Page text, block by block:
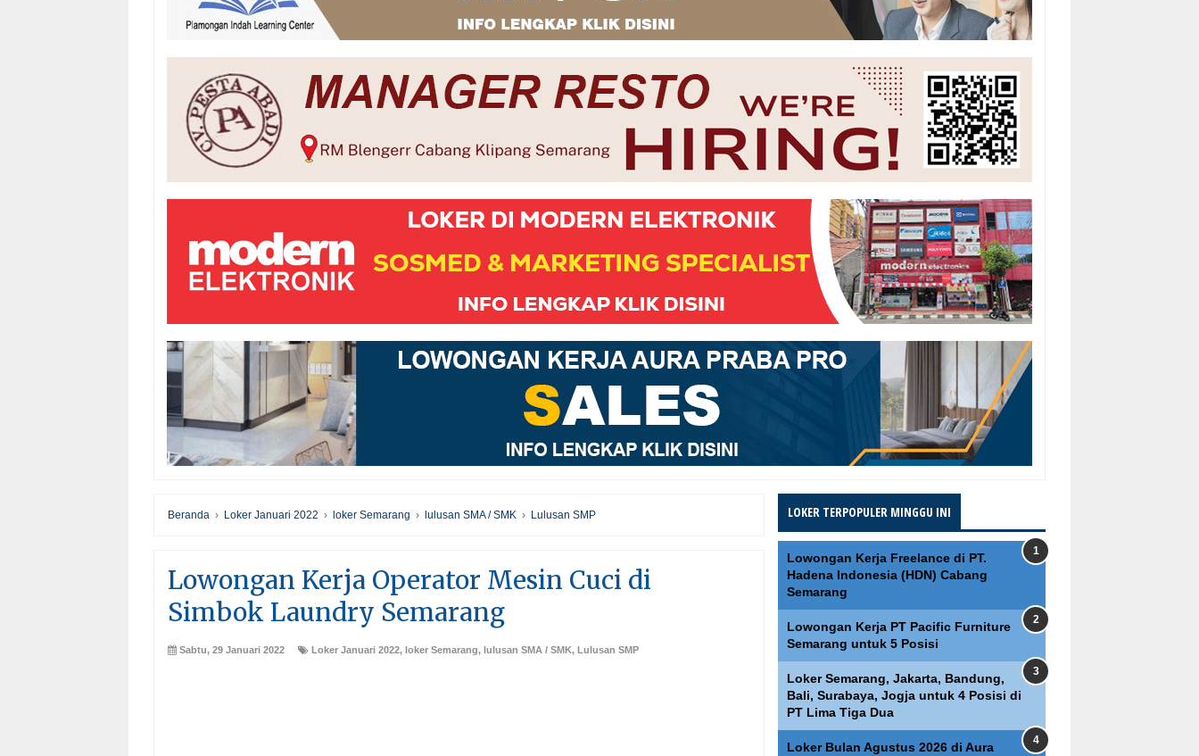
Beranda › Loker Januari 2022 › loker Semarang › lulusan SMA / SMK › Lulusan SMP
Lowongan Kerja Operator Mesin Cuci di
Simbok Laundry Semarang
Sabtu, 29 Januari 2022 Loker Januari 2022, loker Semarang, lulusan SMA / SMK, Lulusan SMP
LOKER TERPOPULER MINGGU INI
Lowongan Kerja Freelance di PT.
Hadena Indonesia (HDN) Cabang
Semarang
Lowongan Kerja PT Pacific Furniture
Semarang untuk 5 Posisi
Loker Semarang, Jakarta, Bandung,
Bali, Surabaya, Jogja untuk 4 Posisi di
PT Lima Tiga Dua
Loker Bulan Agustus 2026 di Aura